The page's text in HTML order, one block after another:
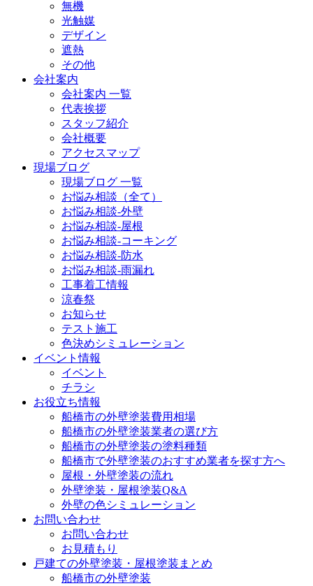
無機
光触媒
デザイン
遮熱
その他
会社案内
会社案内 一覧
代表挨拶
スタッフ紹介
会社概要
アクセスマップ
現場ブログ
現場ブログ 一覧
お悩み相談（全て）
お悩み相談-外壁
お悩み相談-屋根
お悩み相談-コーキング
お悩み相談-防水
お悩み相談-雨漏れ
工事着工情報
涼春祭
お知らせ
テスト施工
色決めシミュレーション
イベント情報
イベント
チラシ
お役立ち情報
船橋市の外壁塗装費用相場
船橋市の外壁塗装業者の選び方
船橋市の外壁塗装の塗料種類
船橋市で外壁塗装のおすすめ業者を探す方へ
屋根・外壁塗装の流れ
外壁塗装・屋根塗装Q&A
外壁の色シミュレーション
お問い合わせ
お問い合わせ
お見積もり
戸建ての外壁塗装・屋根塗装まとめ
船橋市の外壁塗装